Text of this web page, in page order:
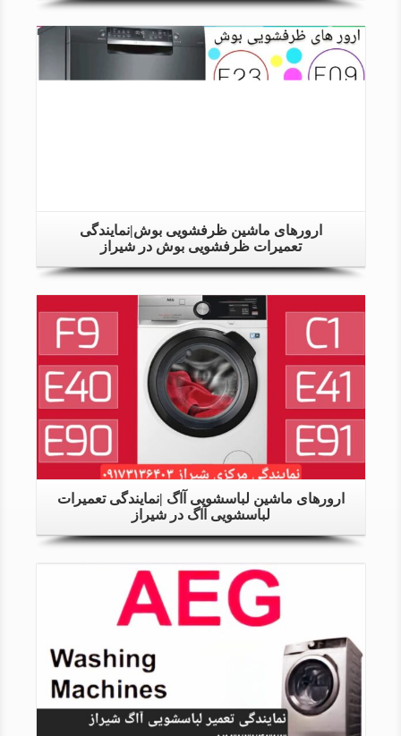
Details
ارورهای ماشین ظرفشویی بوش|نمایندگی
تعمیرات ظرفشویی بوش در شیراز
Details
ارورهای ماشین لباسشویی آاگ |نمایندگی تعمیرات
لباسشویی آاگ در شیراز
Details